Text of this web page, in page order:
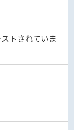
トされていま